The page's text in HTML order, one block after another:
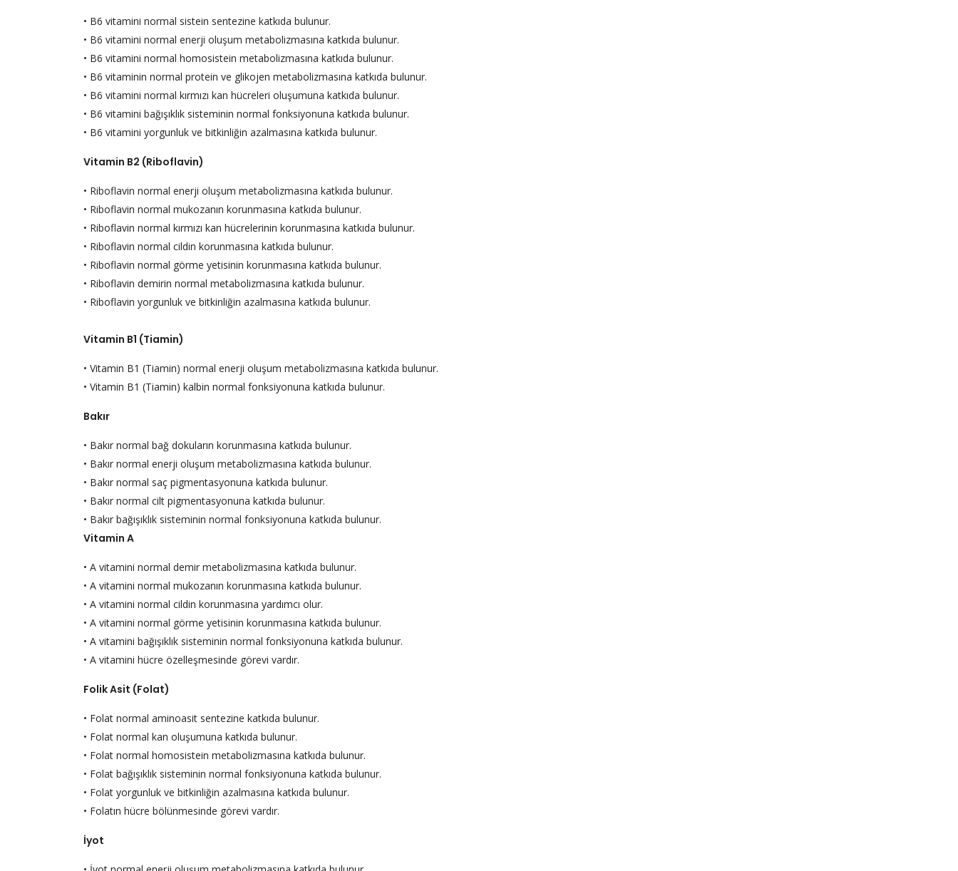
• B6 vitamini normal sistein sentezine katkıda bulunur.
• B6 vitamini normal enerji oluşum metabolizmasına katkıda bulunur.
• B6 vitamini normal homosistein metabolizmasına katkıda bulunur.
• B6 vitaminin normal protein ve glikojen metabolizmasına katkıda bulunur.
• B6 vitamini normal kırmızı kan hücreleri oluşumuna katkıda bulunur.
• B6 vitamini bağışıklık sisteminin normal fonksiyonuna katkıda bulunur.
• B6 vitamini yorgunluk ve bitkinliğin azalmasına katkıda bulunur.
Vitamin B2 (Riboflavin)
• Riboflavin normal enerji oluşum metabolizmasına katkıda bulunur.
• Riboflavin normal mukozanın korunmasına katkıda bulunur.
• Riboflavin normal kırmızı kan hücrelerinin korunmasına katkıda bulunur.
• Riboflavin normal cildin korunmasına katkıda bulunur.
• Riboflavin normal görme yetisinin korunmasına katkıda bulunur.
• Riboflavin demirin normal metabolizmasına katkıda bulunur.
• Riboflavin yorgunluk ve bitkinliğin azalmasına katkıda bulunur.
Vitamin B1 (Tiamin)
• Vitamin B1 (Tiamin) normal enerji oluşum metabolizmasına katkıda bulunur.
• Vitamin B1 (Tiamin) kalbin normal fonksiyonuna katkıda bulunur.
Bakır
• Bakır normal bağ dokuların korunmasına katkıda bulunur.
• Bakır normal enerji oluşum metabolizmasına katkıda bulunur.
• Bakır normal saç pigmentasyonuna katkıda bulunur.
• Bakır normal cilt pigmentasyonuna katkıda bulunur.
• Bakır bağışıklık sisteminin normal fonksiyonuna katkıda bulunur.
Vitamin A
• A vitamini normal demir metabolizmasına katkıda bulunur.
• A vitamini normal mukozanın korunmasına katkıda bulunur.
• A vitamini normal cildin korunmasına yardımcı olur.
• A vitamini normal görme yetisinin korunmasına katkıda bulunur.
• A vitamini bağışıklık sisteminin normal fonksiyonuna katkıda bulunur.
• A vitamini hücre özelleşmesinde görevi vardır.
Folik Asit (Folat)
• Folat normal aminoasit sentezine katkıda bulunur.
• Folat normal kan oluşumuna katkıda bulunur.
• Folat normal homosistein metabolizmasına katkıda bulunur.
• Folat bağışıklık sisteminin normal fonksiyonuna katkıda bulunur.
• Folat yorgunluk ve bitkinliğin azalmasına katkıda bulunur.
• Folatın hücre bölünmesinde görevi vardır.
İyot